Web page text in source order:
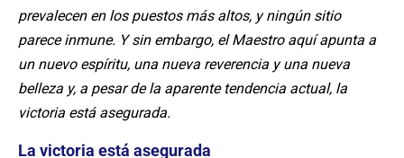
prevalecen en los puestos más altos, y ningún sitio
parece inmune. Y sin embargo, el Maestro aquí apunta a
un nuevo espíritu, una nueva reverencia y una nueva
belleza y, a pesar de la aparente tendencia actual, la
victoria está asegurada.
La victoria está asegurada